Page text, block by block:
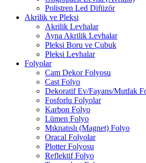
Polistren Led Difüzör
Akrilik ve Pleksi
Akrilik Levhalar
Ayna Akrilik Levhalar
Pleksi Boru ve Çubuk
Pleksi Levhalar
Folyolar
Cam Dekor Folyosu
Cast Folyo
Dekoratif Ev/Fayans/Mutfak
Fosforlu Folyolar
Karbon Folyo
Lümen Folyo
Mıknatıslı (Magnet) Folyo
Oracal Folyolar
Plotter Folyosu
Reflektif Folyo